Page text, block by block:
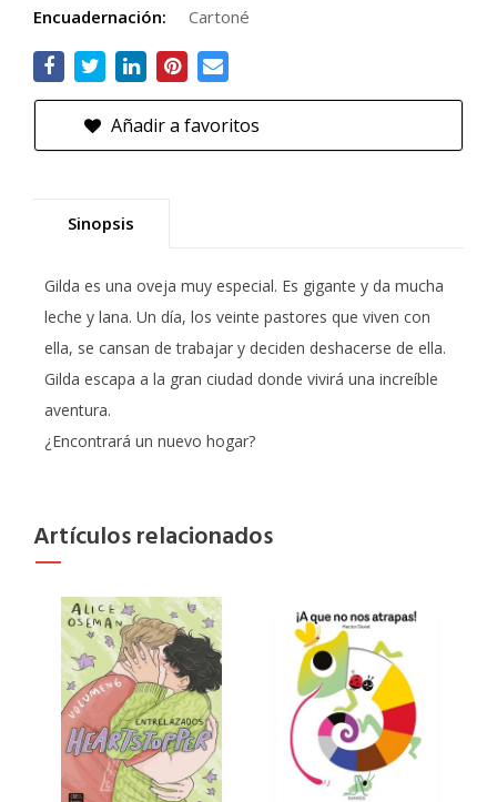
Encuadernación:
Cartoné
Añadir a favoritos
Sinopsis
Gilda es una oveja muy especial. Es gigante y da mucha
leche y lana. Un día, los veinte pastores que viven con
ella, se cansan de trabajar y deciden deshacerse de ella.
Gilda escapa a la gran ciudad donde vivirá una increíble
aventura.
¿Encontrará un nuevo hogar?
Artículos relacionados